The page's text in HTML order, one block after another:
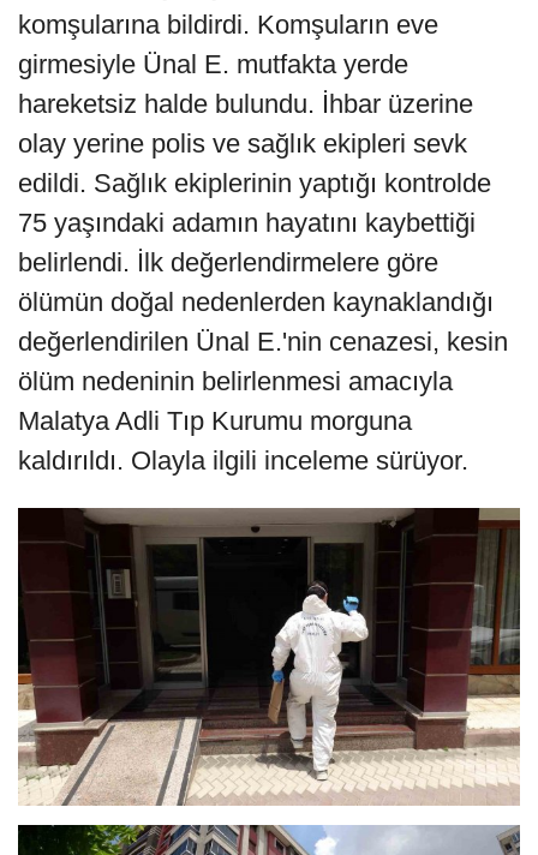
komşularına bildirdi. Komşuların eve
girmesiyle Ünal E. mutfakta yerde
hareketsiz halde bulundu. İhbar üzerine
olay yerine polis ve sağlık ekipleri sevk
edildi. Sağlık ekiplerinin yaptığı kontrolde
75 yaşındaki adamın hayatını kaybettiği
belirlendi. İlk değerlendirmelere göre
ölümün doğal nedenlerden kaynaklandığı
değerlendirilen Ünal E.'nin cenazesi, kesin
ölüm nedeninin belirlenmesi amacıyla
Malatya Adli Tıp Kurumu morguna
kaldırıldı. Olayla ilgili inceleme sürüyor.